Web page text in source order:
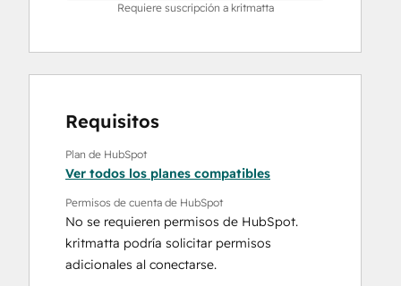
Requiere suscripción a kritmatta
Requisitos
Plan de HubSpot
Ver todos los planes compatibles
Permisos de cuenta de HubSpot
No se requieren permisos de HubSpot.
kritmatta podría solicitar permisos
adicionales al conectarse.